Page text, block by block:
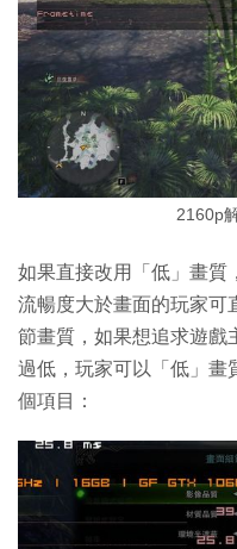
2160p
如果直接改用「低」畫質
流暢度大於畫面的玩家可
節畫質，如果想追求遊戲
過低，玩家可以「低」畫
個項目：